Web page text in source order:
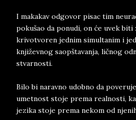
I makakav odgovor pisac tim
pokušao da ponudi, on će uvek biti
krivotvoren jednim simultanim i
književnog saopštavanja, ličnog
stvarnosti.
Bilo bi naravno udobno da
umetnost stoje prema realnosti,
jezika stoje prema nekom od